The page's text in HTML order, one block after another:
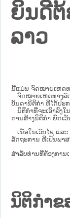
ຍິນດີ
ລາວ
ນີ້ແມ່ນ ຈົດໝາຍເຫດທ
ຈົດໝາຍເຫດທາງລັດ
ບັນ​ດາ​ນິ​ຕິ​ກຳ ທີ່ໄດ້ປະ
ນິ​ຕິ​ກຳ​ທີ່​ຈະ​ເອົາ​ລົງ​
ການ​ສ້າງ​ນິ​ຕິ​ກຳ ຍົກ​ເ
ເນື້ອໃນ​ເວັບ​ໄຊ​ ແລ
ລັດຖະການ ທີ່ເປັນພາ
ສໍາລັບທ່ານທີ່ຕ້ອງການ
ນິຕິກຳຂ